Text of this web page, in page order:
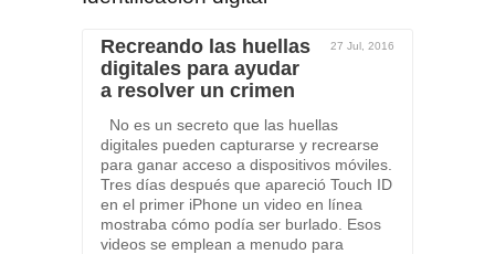
27 Jul, 2016
Recreando las huellas
digitales para ayudar
a resolver un crimen
No es un secreto que las huellas
digitales pueden capturarse y recrearse
para ganar acceso a dispositivos móviles.
Tres días después que apareció Touch ID
en el primer iPhone un video en línea
mostraba cómo podía ser burlado. Esos
videos se emplean a menudo para